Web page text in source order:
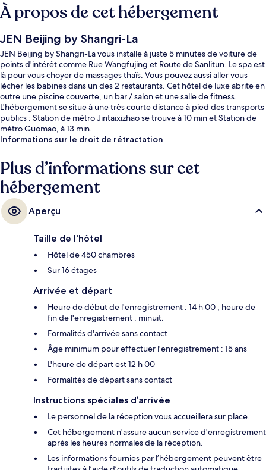
À propos de cet hébergement
JEN Beijing by Shangri-La
JEN Beijing by Shangri-La vous installe à juste 5 minutes de voiture de
points d'intérêt comme Rue Wangfujing et Route de Sanlitun. Le spa est
là pour vous choyer de massages thaïs. Vous pouvez aussi aller vous
lécher les babines dans un des 2 restaurants. Cet hôtel de luxe abrite en
outre une piscine couverte, un bar / salon et une salle de fitness.
L'hébergement se situe à une très courte distance à pied des transports
publics : Station de métro Jintaixizhao se trouve à 10 min et Station de
métro Guomao, à 13 min.
Informations sur le droit de rétractation
Plus d’informations sur cet
hébergement
Aperçu
Taille de l'hôtel
Hôtel de 450 chambres
Sur 16 étages
Arrivée et départ
Heure de début de l'enregistrement : 14 h 00 ; heure de
fin de l'enregistrement : minuit.
Formalités d'arrivée sans contact
Âge minimum pour effectuer l'enregistrement : 15 ans
L'heure de départ est 12 h 00
Formalités de départ sans contact
Instructions spéciales d’arrivée
Le personnel de la réception vous accueillera sur place.
Cet hébergement n'assure aucun service d'enregistrement
après les heures normales de la réception.
Les informations fournies par l’hébergement peuvent être